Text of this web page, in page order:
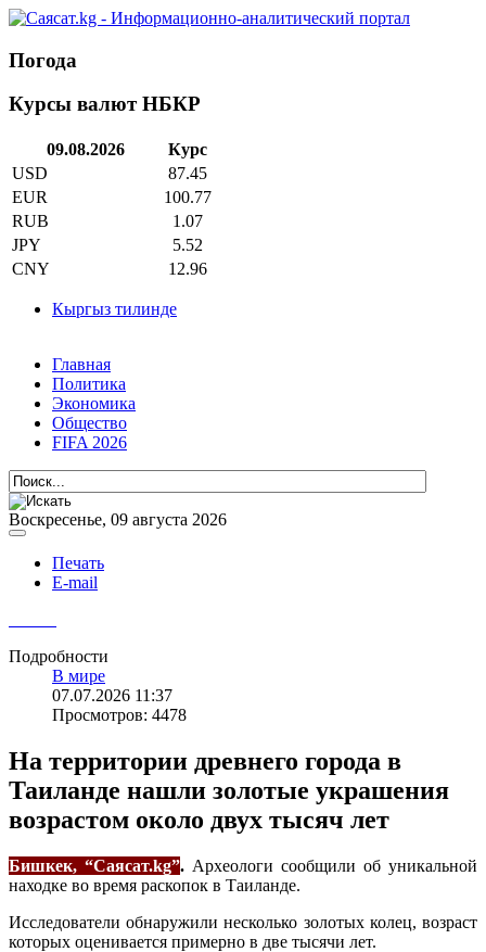
Погода
Курсы валют НБКР
09.08.2026
Курс
USD
87.45
EUR
100.77
RUB
1.07
JPY
5.52
CNY
12.96
Кыргыз тилинде
Главная
Политика
Экономика
Общество
FIFA 2026
Воскресенье, 09 августа 2026
Печать
E-mail
Подробности
В мире
07.07.2026 11:37
Просмотров: 4478
На территории древнего города в
Таиланде нашли золотые украшения
возрастом около двух тысяч лет
Бишкек, “Саясат.kg”. Археологи сообщили об уникальной
находке во время раскопок в Таиланде.
Исследователи обнаружили несколько золотых колец, возраст
которых оценивается примерно в две тысячи лет.